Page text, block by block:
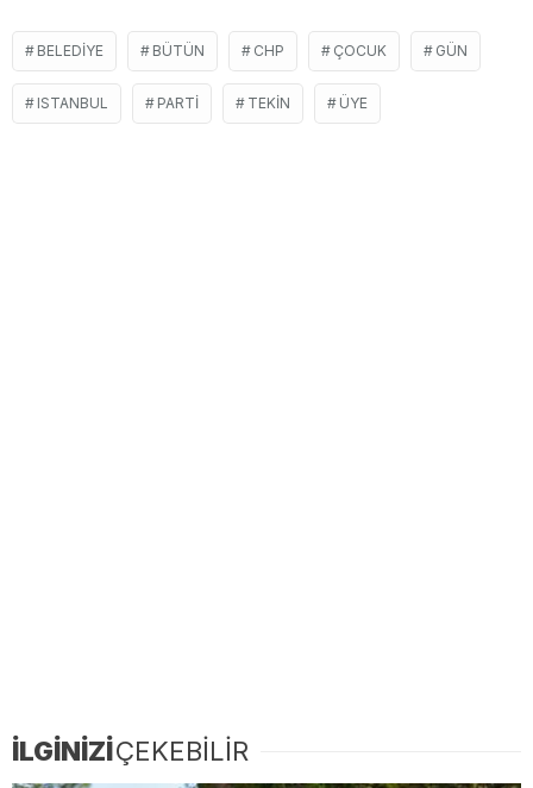
BELEDIYE BÜTÜN CHP ÇOCUK GÜN
ISTANBUL PARTI TEKIN ÜYE
İLGİNİZİÇEKEBİLİR